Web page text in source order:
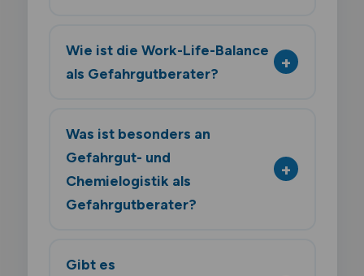
Wie ist die Work-Life-Balance
als Gefahrgutberater?
Was ist besonders an
Gefahrgut- und
Chemielogistik als
Gefahrgutberater?
Gibt es